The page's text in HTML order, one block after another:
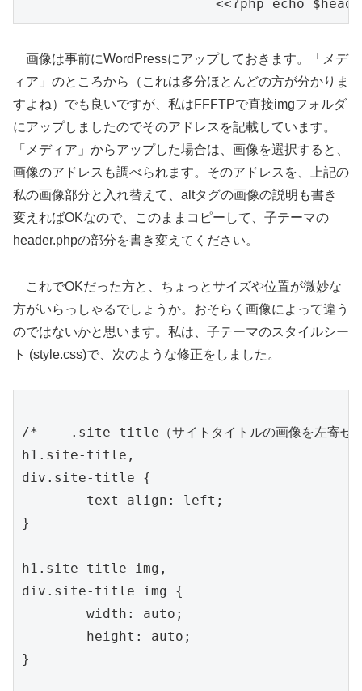
画像は事前にWordPressにアップしておきます。「メデ
ィア」のところから（これは多分ほとんどの方が分かりま
すよね）でも良いですが、私はFFFTPで直接imgフォルダ
にアップしましたのでそのアドレスを記載しています。
「メディア」からアップした場合は、画像を選択すると、
画像のアドレスも調べられます。そのアドレスを、上記の
私の画像部分と入れ替えて、altタグの画像の説明も書き
変えればOKなので、このままコピーして、子テーマの
header.phpの部分を書き変えてください。
これでOKだった方と、ちょっとサイズや位置が微妙な
方がいらっしゃるでしょうか。おそらく画像によって違う
のではないかと思います。私は、子テーマのスタイルシー
ト (style.css)で、次のような修正をしました。
/* -- .site-title（サイトタイトルの画像を左寄
h1.site-title,
div.site-title {
}
h1.site-title img,
div.site-title img {
}